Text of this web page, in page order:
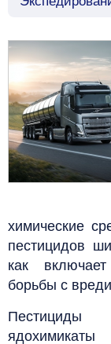
химические
пестицидов
как
борьбы с
Пестициды
ядохимикаты